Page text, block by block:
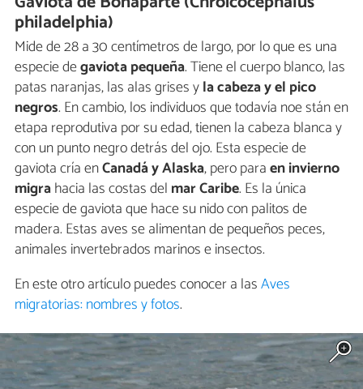
philadelphia)
Mide de 28 a 30 centímetros de largo, por lo que es una
especie degaviota pequeña. Tiene el cuerpo blanco, las
patas naranjas, las alas grises yla cabeza y el pico
negros. En cambio, los individuos que todavía noe stán en
etapa reprodutiva por su edad, tienen la cabeza blanca y
con un punto negro detrás del ojo. Esta especie de
gaviota cría enCanadá y Alaska, pero paraen invierno
migrahacia las costas del mar Caribe. Es la única
especie de gaviota que hace su nido con palitos de
madera. Estas aves se alimentan de pequeños peces,
animales invertebrados marinos e insectos.
En este otro artículo puedes conocer a lasAves
migratorias: nombres y fotos.